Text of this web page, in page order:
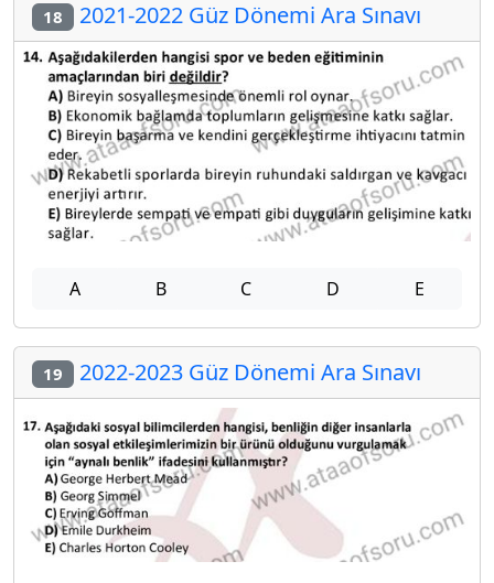
18 2021-2022 Güz Dönemi Ara Sınavı
A B C D E
19 2022-2023 Güz Dönemi Ara Sınavı